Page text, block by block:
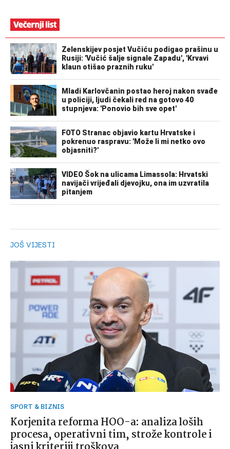
JOŠ VIJESTI
SPORT & BIZNIS
Korjenita reforma HOO-a: analiza loših
procesa, operativni tim, strože kontrole i